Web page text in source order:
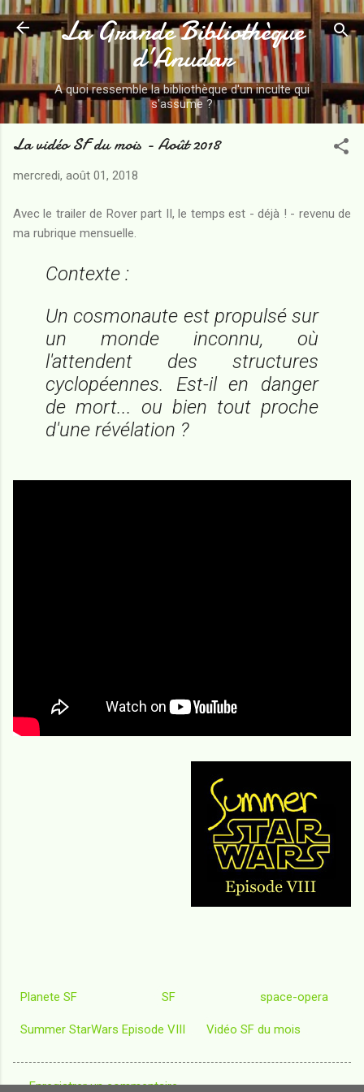
Accéder au contenu principal
La Grande Bibliothèque
d’Anudar
A quoi ressemble la bibliothèque d'un inculte qui
s'assume ?
La vidéo SF du mois - Août 2018
mercredi, août 01, 2018
Avec le trailer de Rover part II, le temps est - déjà ! - revenu de
ma rubrique mensuelle.
Contexte :
Un cosmonaute est propulsé sur
un monde inconnu, où
l'attendent des structures
cyclopéennes. Est-il en danger
de mort... ou bien tout proche
d'une révélation ?
Planete SF SF space-opera
Summer StarWars Episode VIII Vidéo SF du mois
Enregistrer un commentaire